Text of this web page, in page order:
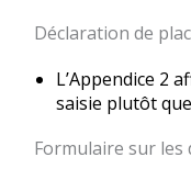
Déclaration de
L’Appendice 2
saisie plutôt
Formulaire sur